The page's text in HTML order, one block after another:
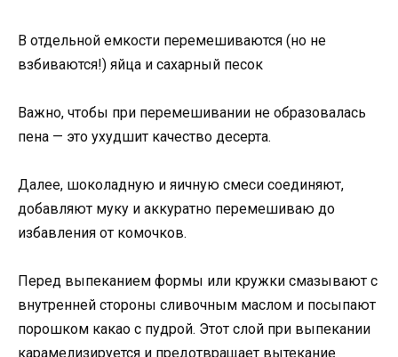
В отдельной емкости перемешиваются (но не
взбиваются!) яйца и сахарный песок
Важно, чтобы при перемешивании не образовалась
пена — это ухудшит качество десерта.
Далее, шоколадную и яичную смеси соединяют,
добавляют муку и аккуратно перемешиваю до
избавления от комочков.
Перед выпеканием формы или кружки смазывают с
внутренней стороны сливочным маслом и посыпают
порошком какао с пудрой. Этот слой при выпекании
карамелизируется и предотвращает вытекание